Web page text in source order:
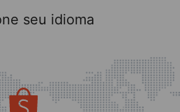
seu idioma